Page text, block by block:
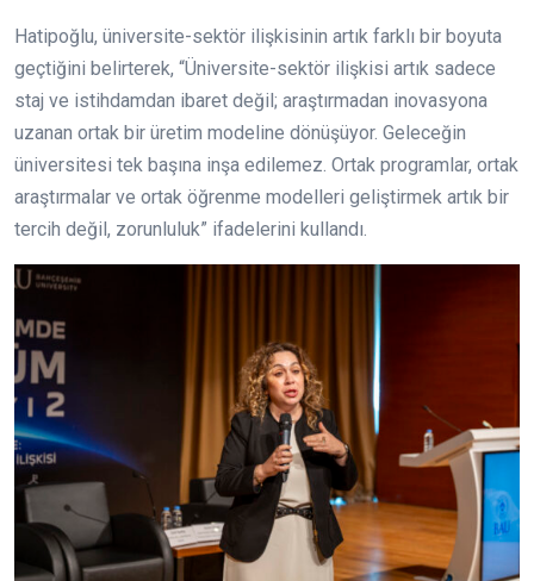
Hatipoğlu, üniversite-sektör ilişkisinin artık farklı bir boyuta
geçtiğini belirterek, “Üniversite-sektör ilişkisi artık sadece
staj ve istihdamdan ibaret değil; araştırmadan inovasyona
uzanan ortak bir üretim modeline dönüşüyor. Geleceğin
üniversitesi tek başına inşa edilemez. Ortak programlar, ortak
araştırmalar ve ortak öğrenme modelleri geliştirmek artık bir
tercih değil, zorunluluk” ifadelerini kullandı.